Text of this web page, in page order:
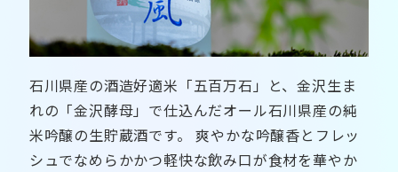
石川県産の酒造好適米「五百万石」と、金沢生ま
れの「金沢酵母」で仕込んだオール石川県産の純
米吟醸の生貯蔵酒です。 爽やかな吟醸香とフレッ
シュでなめらかかつ軽快な飲み口が食材を華やか